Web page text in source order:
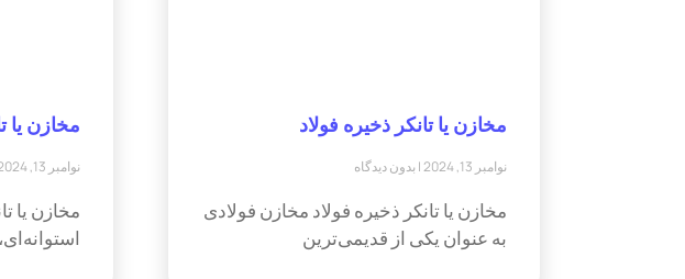
مخازن یا تانکر ذخیره فولاد
نوامبر 13, 2024 بدون دیدگاه
مخازن یا تانکر ذخیره فولاد مخازن فولادی
به عنوان یکی از قدیمی‌ترین
مخازن یا
نوامبر 13, 2024
مخازن یا